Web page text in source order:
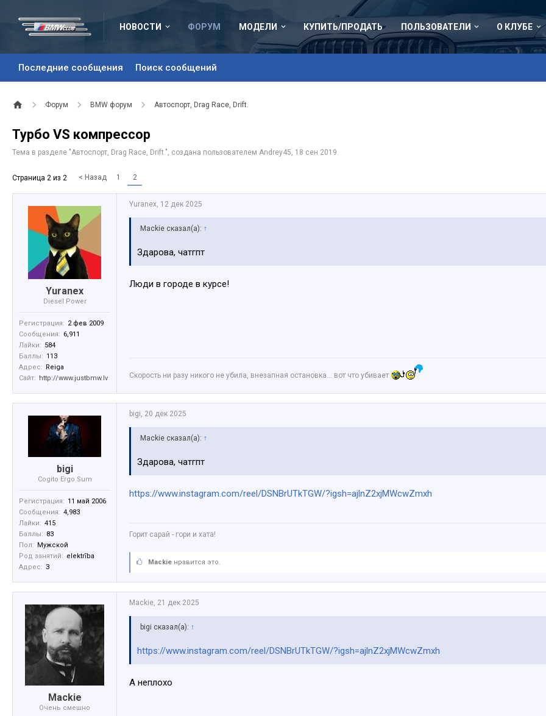
НОВОСТИ ФОРУМ
Последние сообщения Поиск сообщений
МОДЕЛИ КУПИТЬ/ПРОДАТЬ ПОЛЬЗОВАТЕЛИ О КЛУБЕ
Форум BMW форум Автоспорт, Drag Race, Drift.
Турбо VS компрессор
Тема в разделе "Автоспорт, Drag Race, Drift.", создана пользователем Andrey45, 18 сен 2019.
Страница 2 из 2 < Назад 1 2
Yuranex
Diesel Power
Регистрация: 2 фев 2009
Сообщения: 6,911
Лайки: 584
Баллы: 113
Адрес: Reiga
Сайт: http://www.justbmw.lv
Yuranex, 12 дек 2025
Mackie сказал(а): ↑
Здарова, чатгпт
Люди в городе в курсе!
Скорость ни разу никого не убила, внезапная остановка… вот что убивает
bigi
Cogito Ergo Sum
Регистрация: 11 май 2006
Сообщения: 4,983
Лайки: 415
Баллы: 83
Пол: Мужской
Род занятий: elektrība
Адрес: З
bigi, 20 дек 2025
Mackie сказал(а): ↑
Здарова, чатгпт
https://www.instagram.com/reel/DSNBrUTkTGW/?igsh=ajlnZ2xjMWcwZmxh
Горит сарай - гори и хата!
Mackie нравится это.
Mackie
Очень смешно
Mackie, 21 дек 2025
bigi сказал(а): ↑
https://www.instagram.com/reel/DSNBrUTkTGW/?igsh=ajlnZ2xjMWcwZmxh
А неплохо